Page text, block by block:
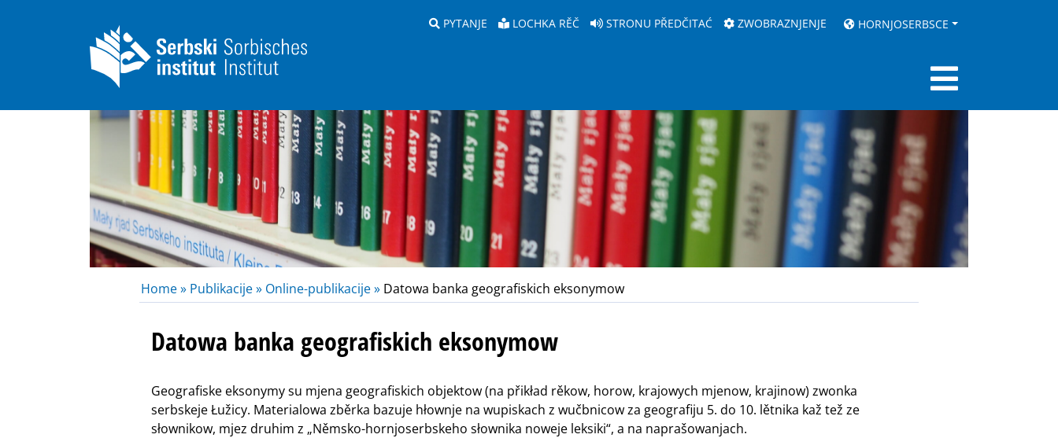
PYTANJE LOCHKA RĚČ STRONU PŘEDČITAĆ ZWOBRAZNJENJE HORNJOSERBSCE
Home » Publikacije » Online-publikacije » Datowa banka geografiskich eksonymow
Datowa banka geografiskich eksonymow
Geografiske eksonymy su mjena geografiskich objektow (na přikład rěkow, horow, krajowych mjenow, krajinow) zwonka
serbskeje Łužicy. Materialowa zběrka bazuje hłownje na wupiskach z wučbnicow za geografiju 5. do 10. lětnika kaž tež ze
słownikow, mjez druhim z „Němsko-hornjoserbskeho słownika noweje leksiki“, a na naprašowanjach.